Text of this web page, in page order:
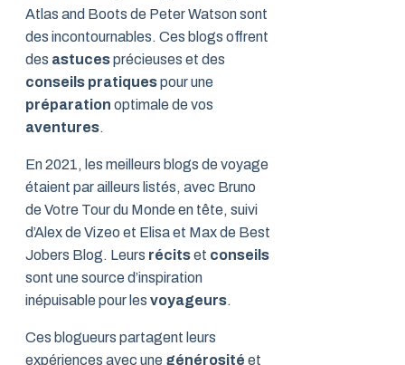
Atlas and Boots de Peter Watson sont
des incontournables. Ces blogs offrent
des astucesprécieuses et des
conseils pratiquespour une
préparation optimale de vos
aventures.
En 2021, les meilleurs blogs de voyage
étaient par ailleurs listés, avec Bruno
de Votre Tour du Monde en tête, suivi
d’Alex de Vizeo et Elisa et Max de Best
Jobers Blog. Leurs récitset conseils
sont une source d’inspiration
inépuisable pour les voyageurs.
Ces blogueurs partagent leurs
expériences avec une générosité et